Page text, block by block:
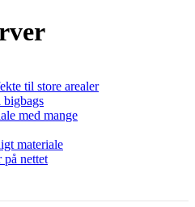
til store arealer
med mange
materiale
nettet